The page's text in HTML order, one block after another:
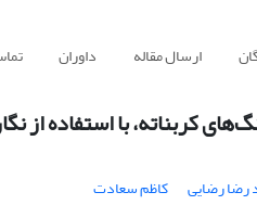
ارسال مقاله داوران
کربناته، با استفاده از
رضا رضایی
کاظم سعادت